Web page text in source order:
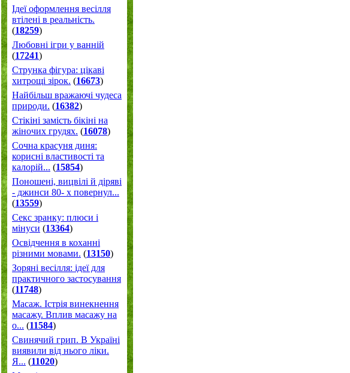
Ідеї оформлення весілля
втілені в реальність.
(18259)
Любовні ігри у ванній
(17241)
Струнка фігура: цікаві
хитрощі зірок. (16673)
Найбільш вражаючі чудеса
природи. (16382)
Стікіні замість бікіні на
жіночих грудях. (16078)
Сочна красуня диня:
корисні властивості та
калорій... (15854)
Поношені, вицвілі й діряві
- джинси 80- х повернул...
(13559)
Секс зранку: плюси і
мінуси (13364)
Освідчення в коханні
різними мовами. (13150)
Зоряні весілля: ідеї для
практичного застосування
(11748)
Масаж. Істрія винекнення
масажу. Вплив масажу на
о... (11584)
Свинячий грип. В Україні
виявили від нього ліки.
Я... (11020)